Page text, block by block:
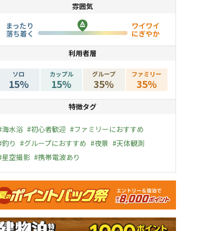
雰囲気
まったり
落ち着く
ワイワイ
にぎやか
利用者層
ソロ
15%
カップル
15%
グループ
35%
ファミリー
35%
特徴タグ
海水浴 #初心者歓迎 #ファミリーにおすすめ
釣り #グループにおすすめ #夜景 #天体観測
星空撮影 #携帯電波あり
ペーン